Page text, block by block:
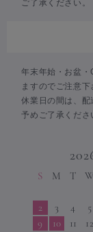
ご了承ください。
年末年始・お盆・
ますのでご注意下
休業日の間は、配
予めご了承くださ
S M T
2
3 4 5
9
10 11 12